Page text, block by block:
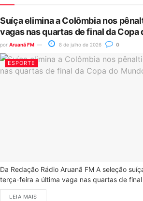
Suíça elimina a Colômbia nos
vagas nas quartas de final da Copa
por Aruanã FM 8 de julho de 2026 0
ESPORTE
Da Redação Rádio Aruanã FM A seleção
terça-feira a última vaga nas quartas de
LEIA MAIS